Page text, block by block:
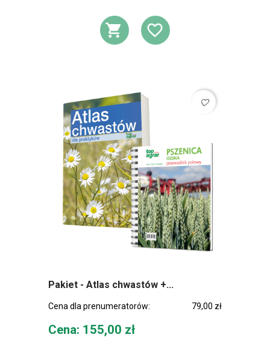
DODAJ DO
DODAJ DO
favorite_border
Pakiet - Atlas chwastów +...
Cena dla prenumeratorów: 79,00 zł
Cena
Cena: 155,00 zł